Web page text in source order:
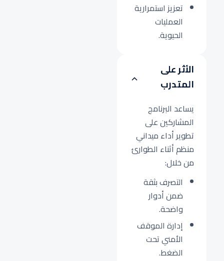
تعزيز استمرارية
العمليات
الحيوية.
الأثر على
المتدرب
يساعد البرنامج
المشاركين على
تطوير أداء ميداني
منظم أثناء الطوارئ
من خلال:
التصرف بثقة
ضمن أدوار
واضحة.
إدارة الموقف
الأمني تحت
الضغط.